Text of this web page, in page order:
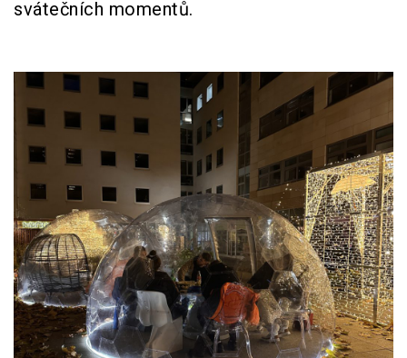
svátečních momentů.